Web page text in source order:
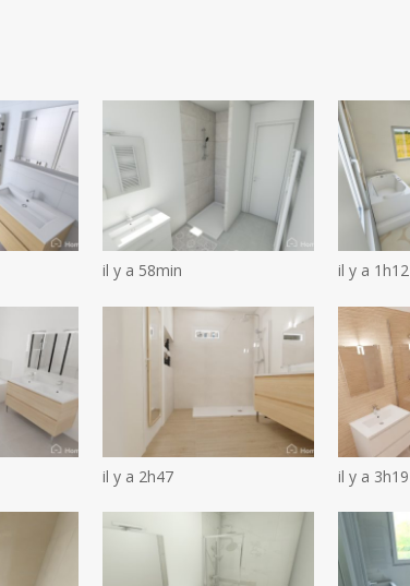
il y a 58min il y a 1h12
il y a 2h47 il y a 3h19